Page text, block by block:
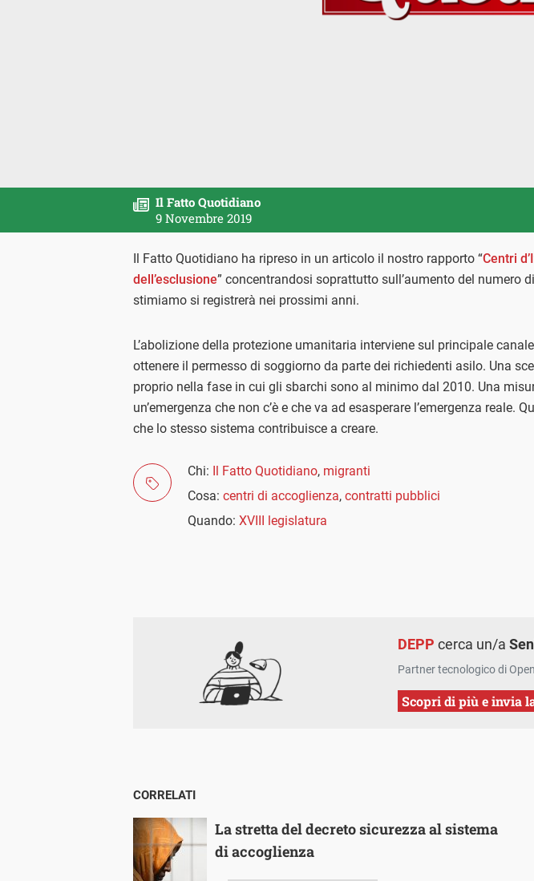
Il Fatto Quotidiano
9 Novembre 2019
Il Fatto Quotidiano ha ripreso in un articolo il nostro rapporto “Centri
dell’esclusione” concentrandosi soprattutto sull’aumento del numero
stimiamo si registrerà nei prossimi anni.
L’abolizione della protezione umanitaria interviene sul principale
ottenere il permesso di soggiorno da parte dei richiedenti asilo. Una
proprio nella fase in cui gli sbarchi sono al minimo dal 2010. Una
un’emergenza che non c’è e che va ad esasperare l’emergenza reale.
che lo stesso sistema contribuisce a creare.
Chi: Il Fatto Quotidiano, migranti
Cosa: centri di accoglienza, contratti pubblici
Quando: XVIII legislatura
DEPP cerca un/a
Partner tecnologico di
Scopri di più e invia
CORRELATI
La stretta del decreto sicurezza al sistema
di accoglienza